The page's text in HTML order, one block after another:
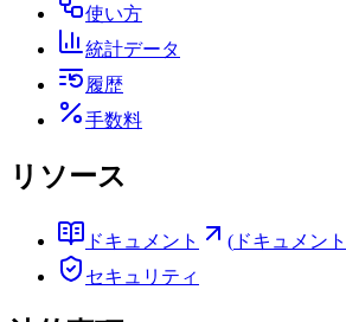
使い方
統計データ
履歴
手数料
リソース
ドキュメント ( ドキュメント
セキュリティ